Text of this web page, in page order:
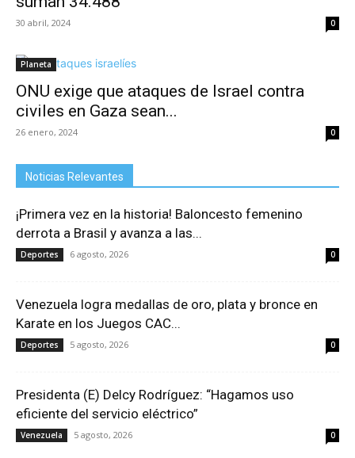
30 abril, 2024 0
Planeta
ONU exige que ataques de Israel contra
civiles en Gaza sean...
26 enero, 2024 0
Noticias Relevantes
¡Primera vez en la historia! Baloncesto femenino
derrota a Brasil y avanza a las...
Deportes 6 agosto, 2026 0
Venezuela logra medallas de oro, plata y bronce en
Karate en los Juegos CAC...
Deportes 5 agosto, 2026 0
Presidenta (E) Delcy Rodríguez: “Hagamos uso
eficiente del servicio eléctrico”
Venezuela 5 agosto, 2026 0